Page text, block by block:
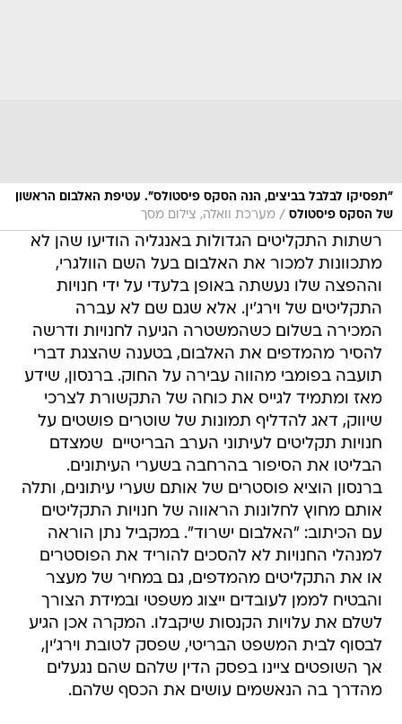
"תפסיקו לבלבל בביצים, הנה הסקס פיסטולס". עטיפת האלבום הראשון
של הסקס פיסטולס / מערכת וואלה, צילום מסך
רשתות התקליטים הגדולות באנגליה הודיעו שהן לא
מתכוונות למכור את האלבום בעל השם הוולגרי,
וההפצה שלו נעשתה באופן בלעדי על ידי חנויות
התקליטים של וירג'ין. אלא שגם שם לא עברה
המכירה בשלום כשהמשטרה הגיעה לחנויות ודרשה
להסיר מהמדפים את האלבום, בטענה שהצגת דברי
תועבה בפומבי מהווה עבירה על החוק. ברנסון, שידע
מאז ומתמיד לגייס את כוחה של התקשורת לצרכי
שיווק, דאג להדליף תמונות של שוטרים פושטים על
חנויות תקליטים לעיתוני הערב הבריטיים  שמצדם
הבליטו את הסיפור בהרחבה בשערי העיתונים.
ברנסון הוציא פוסטרים של אותם שערי עיתונים, ותלה
אותם מחוץ לחלונות הראווה של חנויות התקליטים
עם הכיתוב: "האלבום ישרוד". במקביל נתן הוראה
למנהלי החנויות לא להסכים להוריד את הפוסטרים
או את התקליטים מהמדפים, גם במחיר של מעצר 
והבטיח לממן לעובדים ייצוג משפטי ובמידת הצורך
לשלם את עלויות הקנסות שיקבלו. המקרה אכן הגיע
לבסוף לבית המשפט הבריטי, שפסק לטובת וירג'ין,
אך השופטים ציינו בפסק הדין שלהם שהם נגעלים
מהדרך בה הנאשמים עושים את הכסף שלהם.